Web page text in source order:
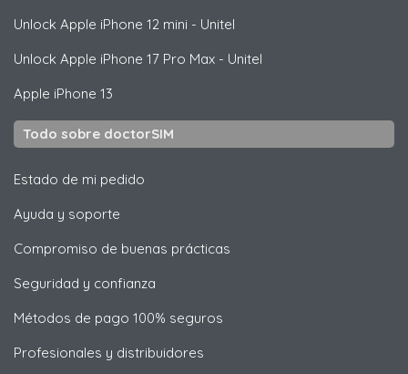
Unlock Apple iPhone 12 mini - Unitel
Unlock Apple iPhone 17 Pro Max - Unitel
Apple iPhone 13
Todo sobre doctorSIM
Estado de mi pedido
Ayuda y soporte
Compromiso de buenas prácticas
Seguridad y confianza
Métodos de pago 100% seguros
Profesionales y distribuidores